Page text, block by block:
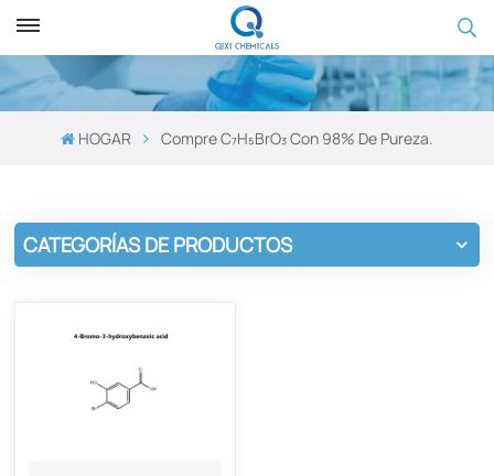
HOGAR Compre C₇H₅BrO₃ Con 98% De Pureza.
CATEGORÍAS DE PRODUCTOS